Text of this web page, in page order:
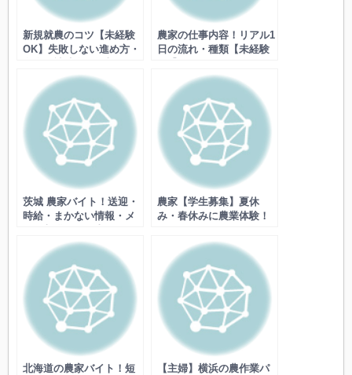
新規就農のコツ【未経験
OK】失敗しない進め方・
農家の仕事内容！リアル1
日の流れ・種類【未経験
給料まで
茨城 農家バイト！送迎・
時給・まかない情報・メ
期・単発で未経験OKの求
人と探し方
農家【学生募集】夏休
み・春休みに農業体験！
ン・ボランティアの選び
北海道の農家バイト！短 【主婦】横浜の農作業パ